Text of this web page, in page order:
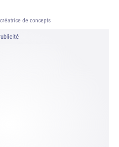
de concepts